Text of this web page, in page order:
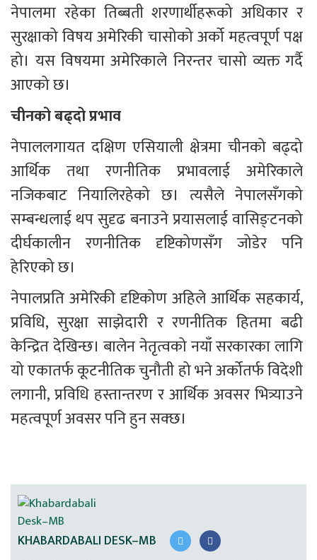
नेपालमा रहेका तिब्बती शरणार्थीहरूको अधिकार र
सुरक्षाको विषय अमेरिकी चासोको अर्को महत्वपूर्ण पक्ष
हो। यस विषयमा अमेरिकाले निरन्तर चासो व्यक्त गर्दै
आएको छ।
चीनको बढ्दो प्रभाव
नेपाललगायत दक्षिण एसियाली क्षेत्रमा चीनको बढ्दो
आर्थिक तथा रणनीतिक प्रभावलाई अमेरिकाले
नजिकबाट नियालिरहेको छ। त्यसैले नेपालसँगको
सम्बन्धलाई थप सुदृढ बनाउने प्रयासलाई वासिङ्टनको
दीर्घकालीन रणनीतिक दृष्टिकोणसँग जोडेर पनि
हेरिएको छ।
नेपालप्रति अमेरिकी दृष्टिकोण अहिले आर्थिक सहकार्य,
प्रविधि, सुरक्षा साझेदारी र रणनीतिक हितमा बढी
केन्द्रित देखिन्छ। बालेन नेतृत्वको नयाँ सरकारका लागि
यो एकातर्फ कूटनीतिक चुनौती हो भने अर्कोतर्फ विदेशी
लगानी, प्रविधि हस्तान्तरण र आर्थिक अवसर भित्र्याउने
महत्वपूर्ण अवसर पनि हुन सक्छ।
KHABARDABALI DESK–MB